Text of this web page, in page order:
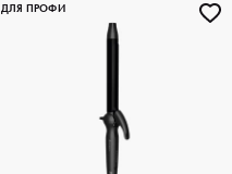
ДЛЯ ПРОФИ